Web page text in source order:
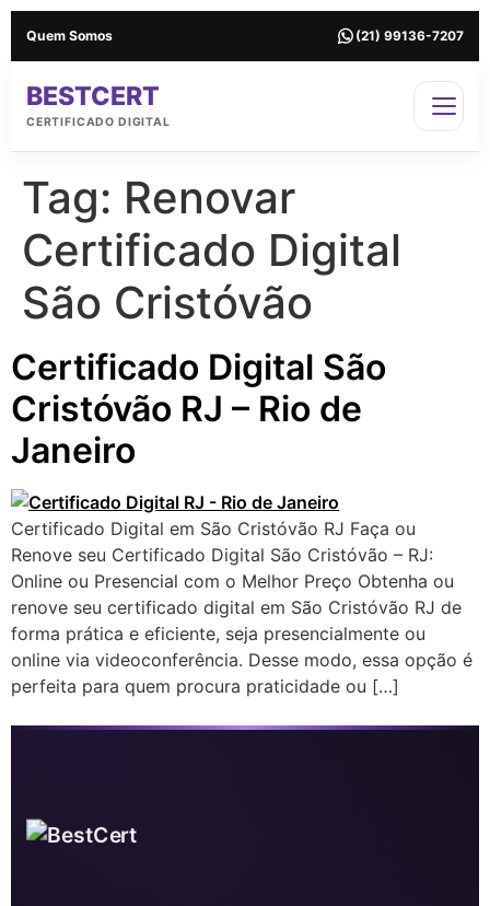
Quem Somos (21) 99136-7207
BESTCERT
CERTIFICADO DIGITAL
Tag: Renovar
Certificado Digital
São Cristóvão
Certificado Digital São
Cristóvão RJ – Rio de
Janeiro
Certificado Digital em São Cristóvão RJ Faça ou
Renove seu Certificado Digital São Cristóvão – RJ:
Online ou Presencial com o Melhor Preço Obtenha ou
renove seu certificado digital em São Cristóvão RJ de
forma prática e eficiente, seja presencialmente ou
online via videoconferência. Desse modo, essa opção é
perfeita para quem procura praticidade ou […]